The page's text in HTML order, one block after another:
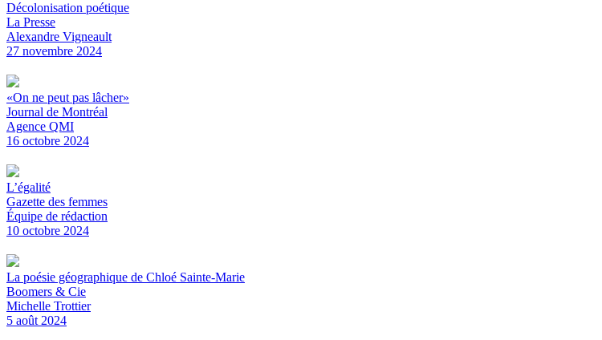
Décolonisation poétique
La Presse
Alexandre Vigneault
27 novembre 2024
«On ne peut pas lâcher»
Journal de Montréal
Agence QMI
16 octobre 2024
L’égalité
Gazette des femmes
Équipe de rédaction
10 octobre 2024
La poésie géographique de Chloé Sainte-Marie
Boomers & Cie
Michelle Trottier
5 août 2024